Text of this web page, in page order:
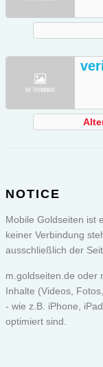
NOTICE
Mobile Goldseiten ist
keiner Verbindung
ausschließlich der
m.goldseiten.de oder
Inhalte (Videos,
- wie z.B. iPhone,
optimiert sind.